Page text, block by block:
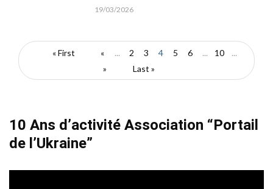
19/03/2026
« First « ... 2 3 4 5 6 ... 10
...
»
Last »
10 Ans d’activité Association “Portail
de l’Ukraine”